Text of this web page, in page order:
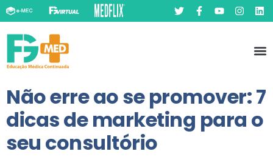
Não erre ao se promover: 7
dicas de marketing para o
seu consultório